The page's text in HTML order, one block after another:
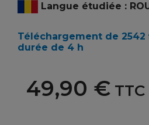
Langue étudiée :
Téléchargement de 2542
durée de 4 h
49,90 € TTC